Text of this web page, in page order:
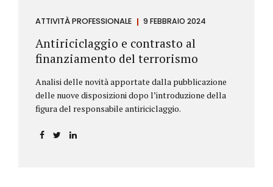
ATTIVITÀ PROFESSIONALE 9 FEBBRAIO 2024
Antiriciclaggio e contrasto al
finanziamento del terrorismo
Analisi delle novità apportate dalla pubblicazione
delle nuove disposizioni dopo l’introduzione della
figura del responsabile antiriciclaggio.